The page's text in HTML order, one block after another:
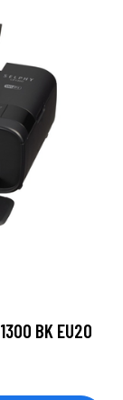
BK EU20